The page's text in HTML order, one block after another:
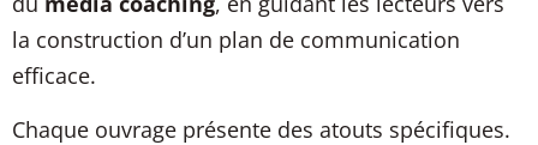
la construction d’un plan de communication
efficace.
Chaque ouvrage présente des atouts spécifiques.